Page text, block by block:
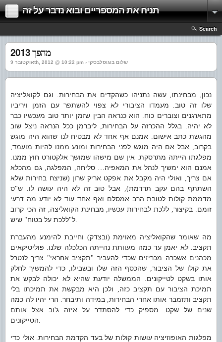
תניח את המספריים ובוא נדבר על זה
Search
מהפך 2013
אוקטובר 9th, 2012 @ 10:22 pm › שלום בוגוסלבסקי
נכון, מבחינתו,עשה נתניהו כשהקדים את הבחירות. וגם לקואליציה
שלו זה טוב. מעמדו הציבורי לא צפוי להשתפר עם הזמן ויריביו
מתארגנים וצוברים כוח. הוא כנראה הבין שזמן יותר טוב מעכשיו כבר
לא יהיה. בגלל ההכרזה על הבחירות, ליברמן ככל הנראה ניצל שוב
מהגשת כתב אישום. אמנם אף אחד לא מבטיח לנו שהוא היה מוגש
בקרוב, אבל אם היה מוגש לפני הבחירות ומונע ממנו להיות מועמד,
מפלגתו הייתה מתרסקת. אין שם מישהו שמושך אלקטורט חוץ ממנו.
אמנם הוא ימשיך לנהל את המאפיה…סליחה, המפלגה,גם מהכלא
אם צריך, ואולי היה מקבל את אפקט אריק שרון (שניצח בחירות שלא
השתתף בהם עקב תרדמת), אבל טוב זה לא היה עושה לו. ש"ס
מדממת קולות לטובת הרב אמסלם ואף אחד עוד לא יודע מה דרעי
זומם. בקיצור, ללכת לבחירות עכשיו, מבחינת הקואליצה,זה הכי קרוב
ל"ללכת על בטוח" שיש .
מה שאומר שהקואליציה מאוימת (ובצדק) וחייבת להימנע מהעברת
תקציב.לא יאמן עד כמה מעוותת נהייתה הכלכלה שלנו. פוליטיקאים
מכהנים אשכרה מכריזים שכדי להעביר "תקציב אחראי" צריך לנטרל
את קולו של הציבור, שהכסף הזה שלו ובשבילו,כדי להמשיך לחלק
אותו בשקט לטייקונים. הממשלה יודעת שהיא לא יכולה לבקש את
תמיכת הציבור עם תקציב כזה, ולכן היא מבקשת את תמיכתו בלי
תקציב ותזמבר אותו אחרי הבחירות,במידה ותיבחר. הרי יהיו לה כמה
שנים של שקט. מספיק כדי להסתדר על איזה ג'וב אצל אותם
הטייקונים.
מפלגות האופוזיציה עושות קולות של בעד הקדמת הבחירות.אולי כדי